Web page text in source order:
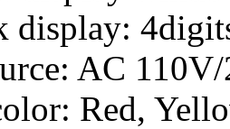
display:
AC
Red,